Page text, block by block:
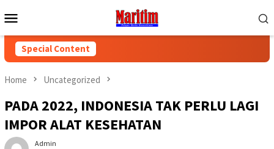
to
Menu
Special Content
Home Uncategorized
PADA 2022, INDONESIA TAK PERLU LAGI
IMPOR ALAT KESEHATAN
Admin